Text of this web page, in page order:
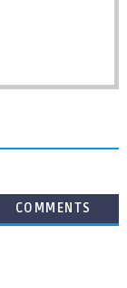
COMMENTS